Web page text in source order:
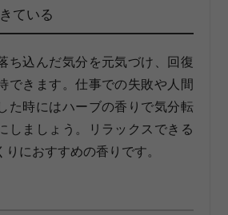
ている
ち込んだ気分を元気づけ、回復
できます。仕事での失敗や人間
た時にはハーブの香りで気分転
しましょう。リラックスできる
におすすめの香りです。